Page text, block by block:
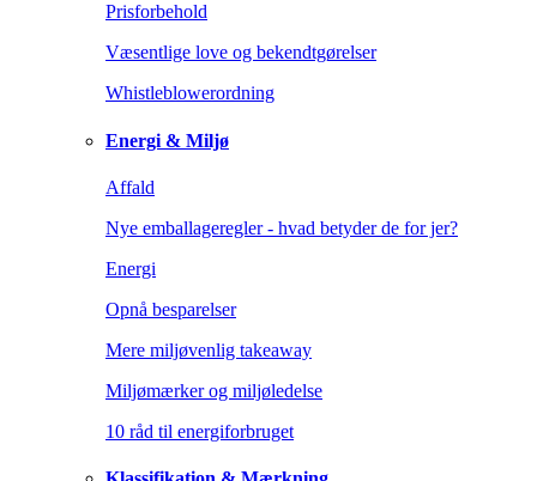
Prisforbehold
Væsentlige love og bekendtgørelser
Whistleblowerordning
Energi & Miljø
Affald
Nye emballageregler - hvad betyder de for jer?
Energi
Opnå besparelser
Mere miljøvenlig takeaway
Miljømærker og miljøledelse
10 råd til energiforbruget